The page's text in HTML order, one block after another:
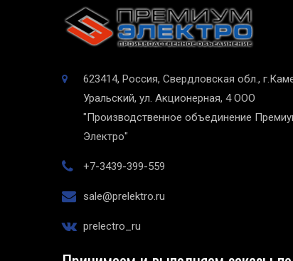
623414, Россия, Свердловская обл.,
Уральский, ул. Акционерная, 4 ООО
"Производственное объединение
Электро"
+7-3439-399-559
sale@prelektro.ru
prelectro_ru